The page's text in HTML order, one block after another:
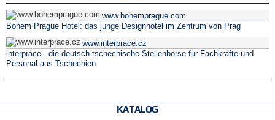
www.bohemprague.com
Bohem Prague Hotel: das junge Designhotel im Zentrum von Prag
www.interprace.cz
interpráce - die deutsch-tschechische Stellenbörse für Fachkräfte und
Personal aus Tschechien
KATALOG